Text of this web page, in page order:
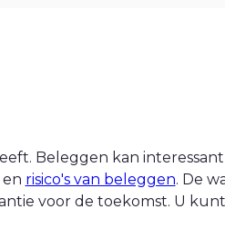
Beleggen kan interessant
risico's van beleggen. De
voor de toekomst. U